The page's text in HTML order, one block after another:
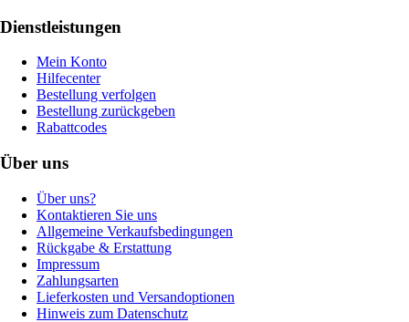
Dienstleistungen
Mein Konto
Hilfecenter
Bestellung verfolgen
Bestellung zurückgeben
Rabattcodes
Über uns
Über uns?
Kontaktieren Sie uns
Allgemeine Verkaufsbedingungen
Rückgabe & Erstattung
Impressum
Zahlungsarten
Lieferkosten und Versandoptionen
Hinweis zum Datenschutz